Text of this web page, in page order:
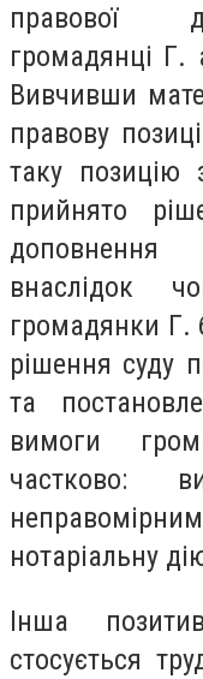
правової
громадянці Г.
Вивчивши
правову
таку позицію
прийнято
доповнення
внаслідок
громадянки Г.
рішення суду
та
вимоги
частково:
нотаріальну
Інша
стосується